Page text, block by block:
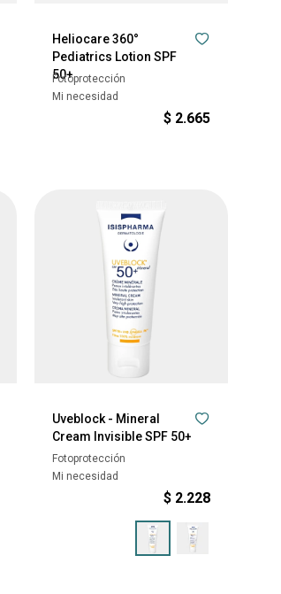
Heliocare 360°
Pediatrics Lotion SPF
50+
Fotoprotección
Mi necesidad
$ 2.665
Uveblock - Mineral
Cream Invisible SPF 50+
Fotoprotección
Mi necesidad
$ 2.228